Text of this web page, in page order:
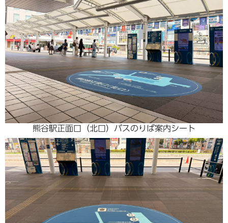
熊谷駅正面口（北口）バスのりば案内シート